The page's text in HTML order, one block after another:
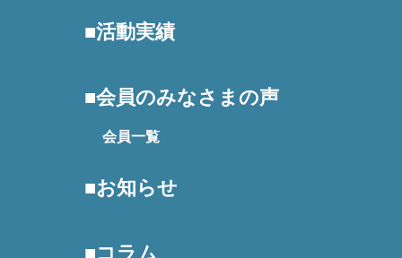
活動実績
会員のみなさまの声
会員一覧
お知らせ
コラム